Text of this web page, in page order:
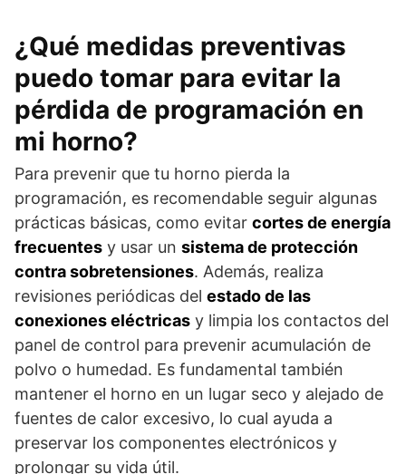
¿Qué medidas preventivas
puedo tomar para evitar la
pérdida de programación en
mi horno?
Para prevenir que tu horno pierda la
programación, es recomendable seguir algunas
prácticas básicas, como evitar cortes de energía
frecuentes y usar un sistema de protección
contra sobretensiones. Además, realiza
revisiones periódicas del estado de las
conexiones eléctricas y limpia los contactos del
panel de control para prevenir acumulación de
polvo o humedad. Es fundamental también
mantener el horno en un lugar seco y alejado de
fuentes de calor excesivo, lo cual ayuda a
preservar los componentes electrónicos y
prolongar su vida útil.